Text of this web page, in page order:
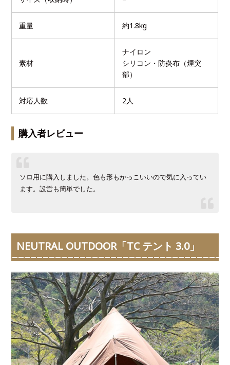
重量 約1.8kg
素材
ナイロン
シリコン・防炎布（煙突
部）
対応人数 2人
購入者レビュー
ソロ用に購入しました。色も形もかっこいいので気に入ってい
ます。設営も簡単でした。
NEUTRAL OUTDOOR「TC テント 3.0」